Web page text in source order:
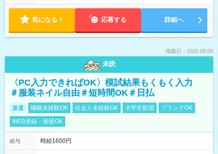
気になる！ 応募する 詳細へ
掲載日：2026.08.06
未読
〈PC入力できればOK〉模試結果もくもく入力
＃服装ネイル自由＃短時間OK＃日払
派遣 職種未経験OK 社会人未経験OK 大学生歓迎
ブランクOK
WEB登録・面接OK
給与 時給1600円